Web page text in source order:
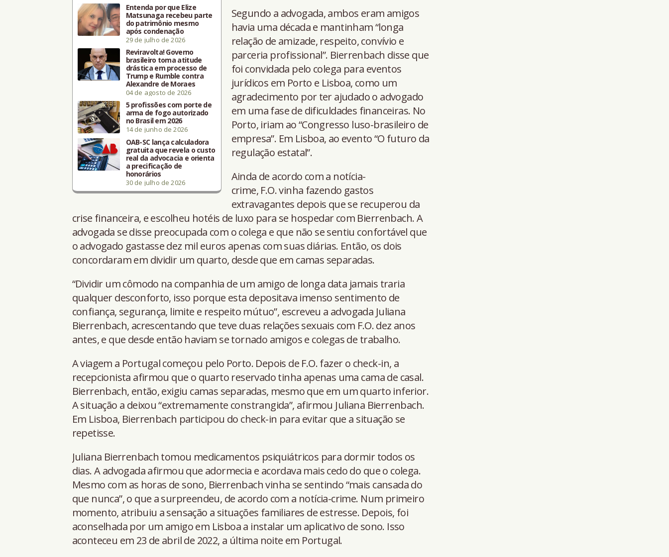
Entenda por que Elize
Matsunaga recebeu parte
do patrimônio mesmo
após condenação
29 de julho de 2026
Reviravolta! Governo
brasileiro toma atitude
drástica em processo de
Trump e Rumble contra
Alexandre de Moraes
04 de agosto de 2026
5 profissões com porte de
arma de fogo autorizado
no Brasil em 2026
14 de junho de 2026
OAB-SC lança calculadora
gratuita que revela o custo
real da advocacia e orienta
a precificação de
honorários
30 de julho de 2026
Segundo a advogada, ambos eram amigos
havia uma década e mantinham “longa
relação de amizade, respeito, convívio e
parceria profissional”. Bierrenbach disse que
foi convidada pelo colega para eventos
jurídicos em Porto e Lisboa, como um
agradecimento por ter ajudado o advogado
em uma fase de dificuldades financeiras. No
Porto, iriam ao “Congresso luso-brasileiro de
empresa”. Em Lisboa, ao evento “O futuro da
regulação estatal”.
Ainda de acordo com a notícia-
crime, F.O. vinha fazendo gastos
extravagantes depois que se recuperou da
crise financeira, e escolheu hotéis de luxo para se hospedar com Bierrenbach. A
advogada se disse preocupada com o colega e que não se sentiu confortável que
o advogado gastasse dez mil euros apenas com suas diárias. Então, os dois
concordaram em dividir um quarto, desde que em camas separadas.
“Dividir um cômodo na companhia de um amigo de longa data jamais traria
qualquer desconforto, isso porque esta depositava imenso sentimento de
confiança, segurança, limite e respeito mútuo”, escreveu a advogada Juliana
Bierrenbach, acrescentando que teve duas relações sexuais com F.O. dez anos
antes, e que desde então haviam se tornado amigos e colegas de trabalho.
A viagem a Portugal começou pelo Porto. Depois de F.O. fazer o check-in, a
recepcionista afirmou que o quarto reservado tinha apenas uma cama de casal.
Bierrenbach, então, exigiu camas separadas, mesmo que em um quarto inferior.
A situação a deixou “extremamente constrangida”, afirmou Juliana Bierrenbach.
Em Lisboa, Bierrenbach participou do check-in para evitar que a situação se
repetisse.
Juliana Bierrenbach tomou medicamentos psiquiátricos para dormir todos os
dias. A advogada afirmou que adormecia e acordava mais cedo do que o colega.
Mesmo com as horas de sono, Bierrenbach vinha se sentindo “mais cansada do
que nunca”, o que a surpreendeu, de acordo com a notícia-crime. Num primeiro
momento, atribuiu a sensação a situações familiares de estresse. Depois, foi
aconselhada por um amigo em Lisboa a instalar um aplicativo de sono. Isso
aconteceu em 23 de abril de 2022, a última noite em Portugal.